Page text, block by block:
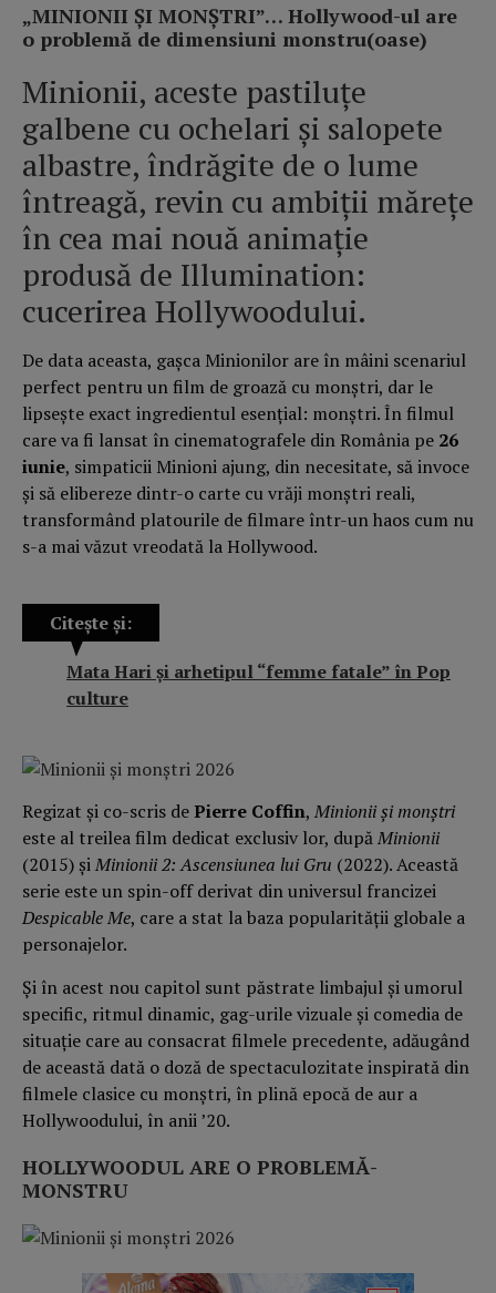
„MINIONII ȘI MONȘTRI”… Hollywood-ul are
o problemă de dimensiuni monstru(oase)
Minionii, aceste pastiluțe
galbene cu ochelari și salopete
albastre, îndrăgite de o lume
întreagă, revin cu ambiții mărețe
în cea mai nouă animație
produsă de Illumination:
cucerirea Hollywoodului.
De data aceasta, gașca Minionilor are în mâini scenariul
perfect pentru un film de groază cu monștri, dar le
lipsește exact ingredientul esențial: monștri. În filmul
care va fi lansat în cinematografele din România pe 26
iunie, simpaticii Minioni ajung, din necesitate, să invoce
și să elibereze dintr-o carte cu vrăji monștri reali,
transformând platourile de filmare într-un haos cum nu
s-a mai văzut vreodată la Hollywood.
Citește și:
Mata Hari şi arhetipul “femme fatale” în Pop
culture
Regizat și co-scris dePierre Coffin, Minionii și monștri
este al treilea film dedicat exclusiv lor, dupăMinionii
(2015) șiMinionii 2: Ascensiunea lui Gru (2022). Această
serie este un spin-off derivat din universul francizei
Despicable Me, care a stat la baza popularității globale a
personajelor.
Și în acest nou capitol sunt păstrate limbajul și umorul
specific, ritmul dinamic, gag-urile vizuale și comedia de
situație care au consacrat filmele precedente, adăugând
de această dată o doză de spectaculozitate inspirată din
filmele clasice cu monștri, în plină epocă de aur a
Hollywoodului, în anii ’20.
HOLLYWOODUL ARE O PROBLEMĂ-
MONSTRU